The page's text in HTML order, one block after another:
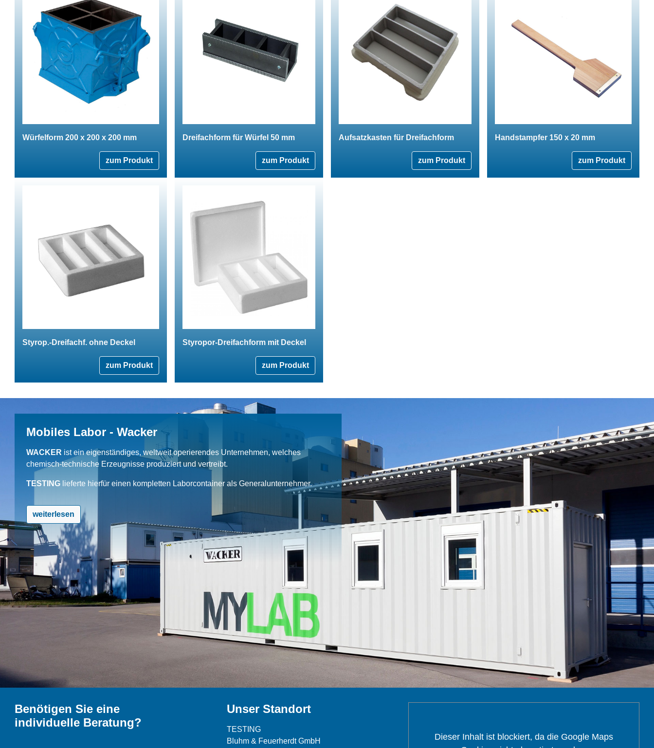
Würfelform 200 x 200 x 200 mm
zum Produkt
Dreifachform für Würfel 50 mm
zum Produkt
Aufsatzkasten für Dreifachform
zum Produkt
Handstampfer 150 x 20 mm
zum Produkt
Styrop.-Dreifachf. ohne Deckel
zum Produkt
Styropor-Dreifachform mit Deckel
zum Produkt
Mobiles Labor - Wacker
WACKER ist ein eigenständiges, weltweit operierendes Unternehmen, welches
chemisch-technische Erzeugnisse produziert und vertreibt.
TESTING lieferte hierfür einen kompletten Laborcontainer als Generalunternehmer.
weiterlesen
Benötigen Sie eine
individuelle Beratung?
Unser Standort
TESTING
Bluhm & Feuerherdt GmbH
Dieser Inhalt ist blockiert, da die Google Maps